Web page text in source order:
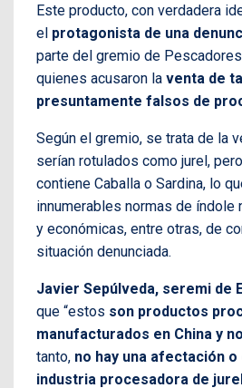
Este producto, con verdadera
el protagonista de una
parte del gremio de
quienes acusaron la venta de
presuntamente falsos de
Según el gremio, se trata de la
serían rotulados como jurel,
contiene Caballa o Sardina, lo
innumerables normas de índole
y económicas, entre otras, de
situación denunciada.
Javier Sepúlveda, seremi de
que “estos son productos
manufacturados en China y
tanto, no hay una afectación
industria procesadora de